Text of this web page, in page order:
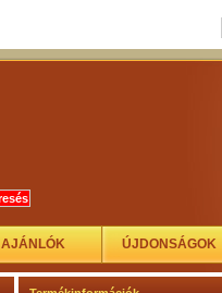
AJÁNLÓK ÚJDONSÁGOK